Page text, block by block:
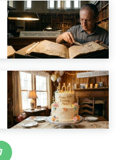
בידיים שלנו